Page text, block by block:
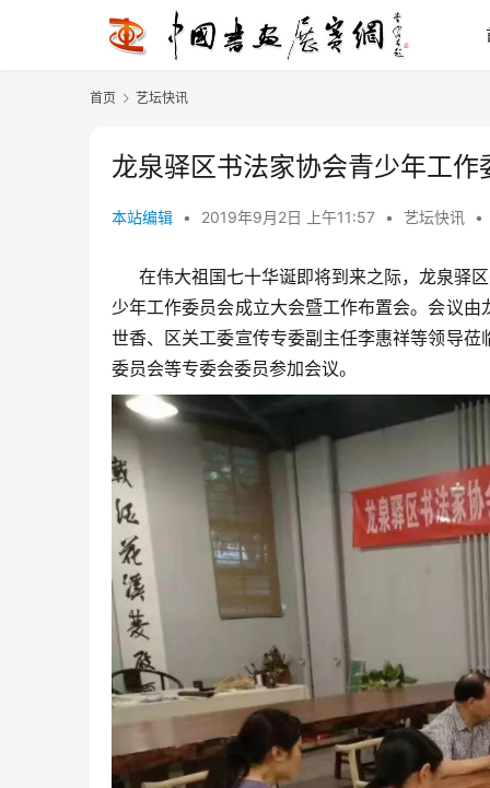
首页 艺坛快讯
龙泉驿区书法家协会青少年工作
本站编辑 • 2019年9月2日 上午11:57 • 艺坛快讯 •
在伟大祖国七十华诞即将到来之际，龙泉驿
少年工作委员会成立大会暨工作布置会。会议
世香、区关工委宣传专委副主任李惠祥等领导
委员会等专委会委员参加会议。